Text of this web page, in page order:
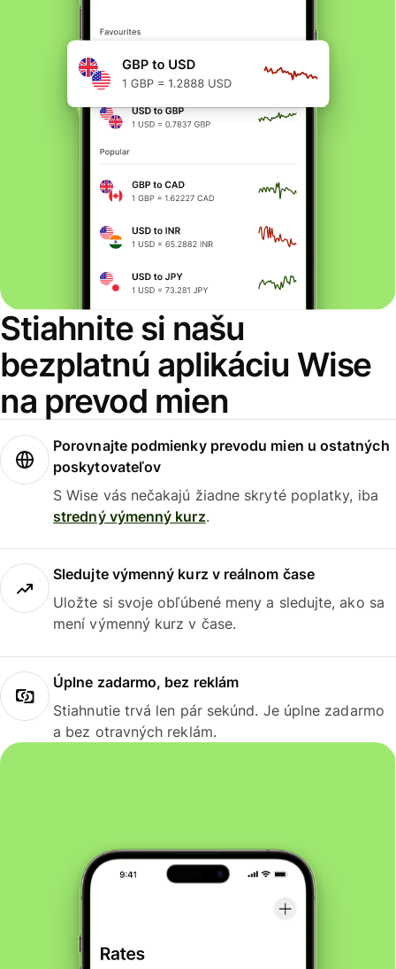
Stiahnite si našu
bezplatnú aplikáciu Wise
na prevod mien
Porovnajte podmienky prevodu mien u ostatných
poskytovateľov
S Wise vás nečakajú žiadne skryté poplatky, iba
stredný výmenný kurz.
Sledujte výmenný kurz v reálnom čase
Uložte si svoje obľúbené meny a sledujte, ako sa
mení výmenný kurz v čase.
Úplne zadarmo, bez reklám
Stiahnutie trvá len pár sekúnd. Je úplne zadarmo
a bez otravných reklám.